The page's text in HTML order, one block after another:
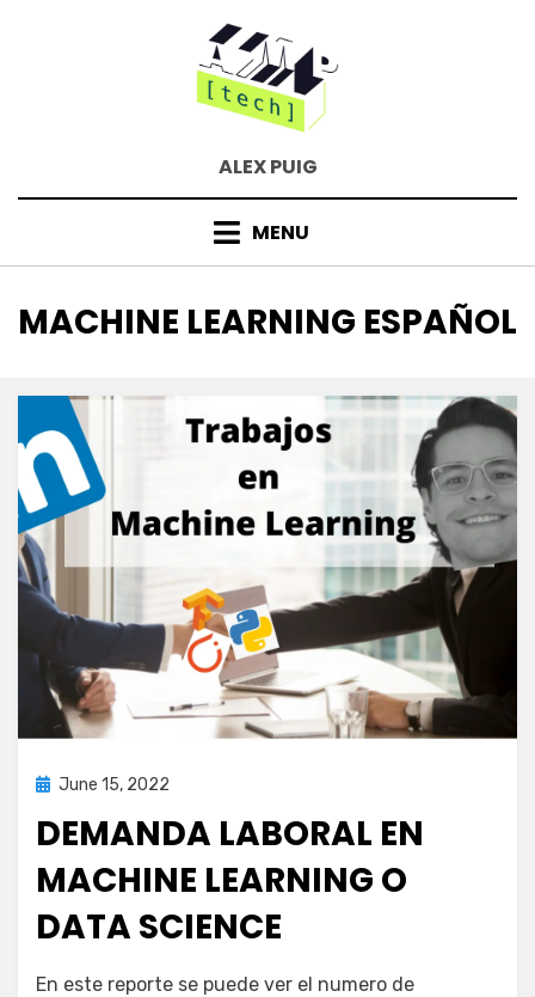
ALEX PUIG
MENU
TAG
:
MACHINE LEARNING ESPAÑOL
Posted
June 15, 2022
DEMANDA LABORAL EN
MACHINE LEARNING O
DATA SCIENCE
puig.alejandro24@gmail.com
En este reporte se puede ver el numero de